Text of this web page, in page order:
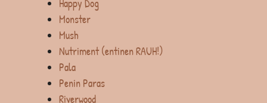
Happy Dog
Monster
Mush
Nutriment (entinen RAUH!)
Pala
Penin Paras
Riverwood